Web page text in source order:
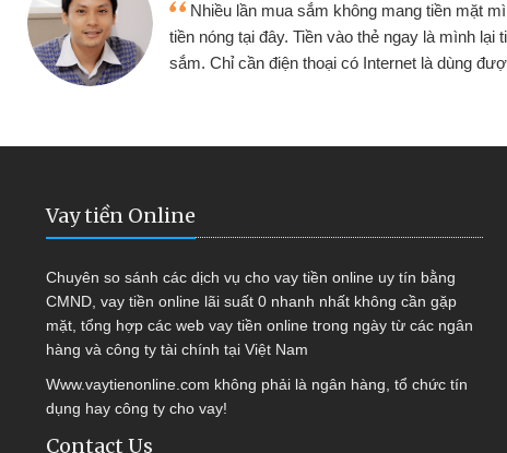
mang tiền mặt mình đều vay
thẻ ngay là mình lại tiếp tục mua
có Internet là dùng được
Tôi kinh
hàng, nhờ
quyết được
Vay tiền Online
Chuyên so sánh các dịch vụ cho vay tiền online uy tín bằng
CMND, vay tiền online lãi suất 0 nhanh nhất không cần gặp
mặt, tổng hợp các web vay tiền online trong ngày từ các ngân
hàng và công ty tài chính tại Việt Nam
Www.vaytienonline.com không phải là ngân hàng, tổ chức tín
dụng hay công ty cho vay!
Contact Us